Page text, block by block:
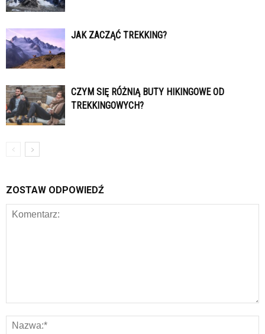
JAK ZACZĄĆ TREKKING?
CZYM SIĘ RÓŻNIĄ BUTY HIKINGOWE OD
TREKKINGOWYCH?
ZOSTAW ODPOWIEDŹ